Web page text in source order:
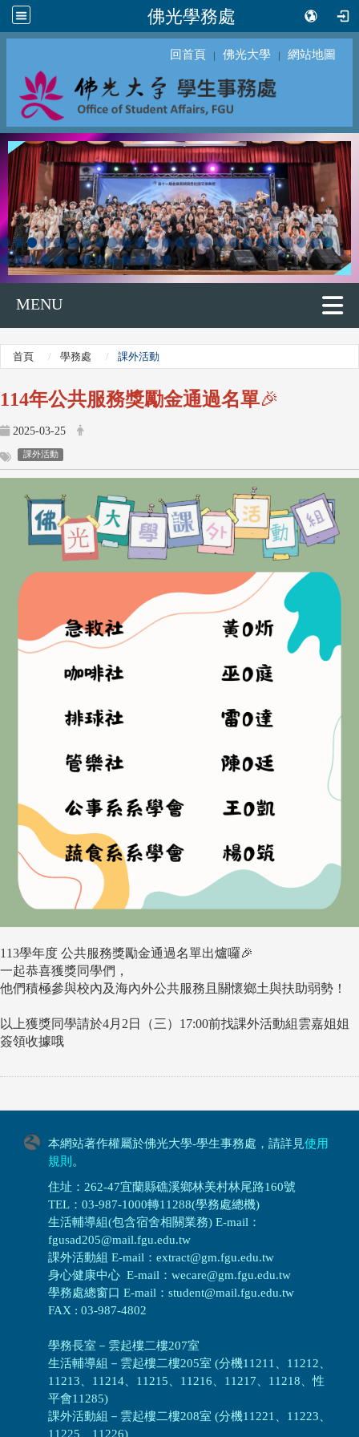
佛光學務處
回首頁 ｜ 佛光大學 ｜ 網站地圖
MENU
首頁 學務處 課外活動
114年公共服務獎勵金通過名單🎉
2025-03-25
課外活動
113學年度 公共服務獎勵金通過名單出爐囉🎉
一起恭喜獲獎同學們，
他們積極參與校內及海內外公共服務且關懷鄉土與扶助弱勢！
以上獲獎同學請於4月2日（三）17:00前找課外活動組雲嘉姐姐
簽領收據哦
本網站著作權屬於佛光大學-學生事務處，請詳見使用
規則 。
住址：262-47宜蘭縣礁溪鄉林美村林尾路160號
TEL：03-987-1000轉11288(學務處總機)
生活輔導組(包含宿舍相關業務) E-mail：
fgusad205@mail.fgu.edu.tw
課外活動組 E-mail：extract@gm.fgu.edu.tw
身心健康中心 E-mail：wecare@gm.fgu.edu.tw
學務處總窗口 E-mail：student@mail.fgu.edu.tw
FAX : 03-987-4802
學務長室－雲起樓二樓207室
生活輔導組 － 雲起樓二樓205室 (分機11211、11212、
11213、11214、11215、11216、11217、11218、性
平會11285)
課外活動組 － 雲起樓二樓208室 (分機11221、11223、
11225、11226)